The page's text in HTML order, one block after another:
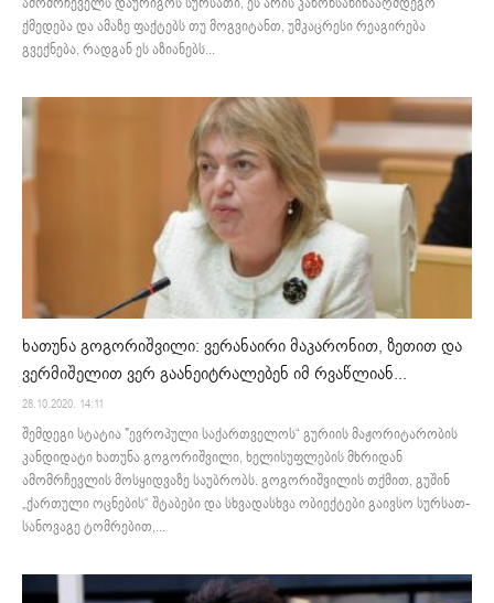
ქმედება და ამაზე ფაქტებს თუ მოგვიტანთ, უმკაცრესი რეაგირება
გვექნება, რადგან ეს აზიანებს...
ხათუნა გოგორიშვილი: ვერანაირი მაკარონით, ზეთით და
ვერმიშელით ვერ გაანეიტრალებენ იმ რვაწლიან...
28.10.2020. 14:11
შემდეგი სტატია "ევროპული საქართველოს“ გურიის მაჟორიტარობის
კანდიდატი ხათუნა გოგორიშვილი, ხელისუფლების მხრიდან
ამომრჩევლის მოსყიდვაზე საუბრობს. გოგორიშვილის თქმით, გუშინ
„ქართული ოცნების“ შტაბები და სხვადასხვა ობიექტები გაივსო სურსათ-
სანოვაგე ტომრებით,...